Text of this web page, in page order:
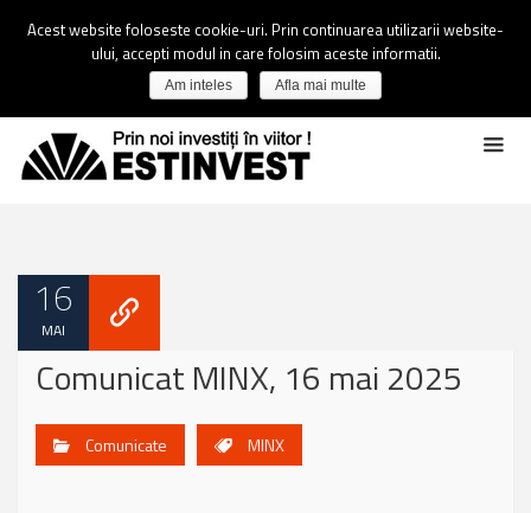
16
MAI
Comunicat MINX, 16 mai 2025
Comunicate MINX
Acest website foloseste cookie-uri. Prin continuarea utilizarii website-
ului, accepti modul in care folosim aceste informatii.
Am inteles Afla mai multe